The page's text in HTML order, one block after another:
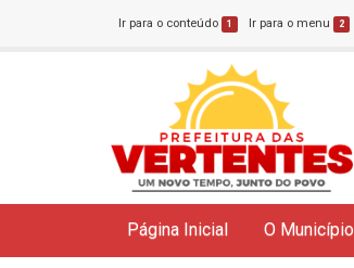
Ir para o conteúdo 1 Ir para o menu 2
Página Inicial O Município